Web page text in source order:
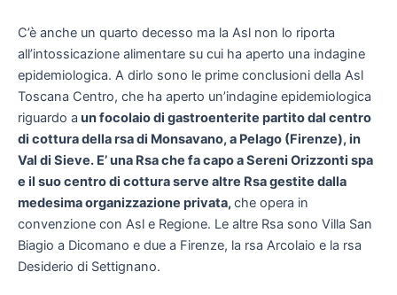
C’è anche un quarto decesso ma la Asl non lo riporta
all’intossicazione alimentare su cui ha aperto una indagine
epidemiologica. A dirlo sono le prime conclusioni della Asl
Toscana Centro, che ha aperto un’indagine epidemiologica
riguardo a un focolaio di gastroenterite partito dal centro
di cottura della rsa di Monsavano, a Pelago (Firenze), in
Val di Sieve. E’ una Rsa che fa capo a Sereni Orizzonti spa
e il suo centro di cottura serve altre Rsa gestite dalla
medesima organizzazione privata,che opera in
convenzione con Asl e Regione. Le altre Rsa sono Villa San
Biagio a Dicomano e due a Firenze, la rsa Arcolaio e la rsa
Desiderio di Settignano.